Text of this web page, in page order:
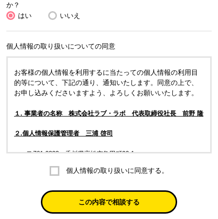
か？
はい
いいえ
個人情報の取り扱いについての同意
お客様の個人情報を利用するに当たっての個人情報の利用目
的等について、下記の通り、通知いたします。同意の上で、
お申し込みくださいますよう、よろしくお願いいたします。
１. 事業者の名称 株式会社ラブ・ラボ 代表取締役社長 前野 隆
２.個人情報保護管理者 三浦 啓司
〒761-0323 香川県高松市亀田町90-1
株式会社ラブ・ラボ
電話：087-847-2000
電子メール：info@rub-lab.com
個人情報の取り扱いに同意する。
この内容で相談する